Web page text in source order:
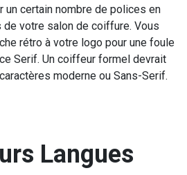
un certain nombre de polices en
votre salon de coiffure. Vous
rétro à votre logo pour une foule
Serif. Un coiffeur formel devrait
moderne ou Sans-Serif.
Langues